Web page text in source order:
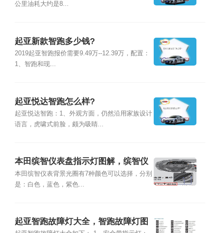
公里油耗大约是8...
起亚新款智跑多少钱?
2019起亚智跑报价需要9.49万--12.39万，配置：
1、智跑和现...
起亚悦达智跑怎么样?
起亚悦达智跑：1、外观方面，仍然沿用家族设计
语言，虎啸式前脸，颇为吸睛...
本田缤智仪表盘指示灯图解，缤智仪
表盘颜色怎么换
本田缤智仪表背景光圈有7种颜色可以选择，分别
是：白色，蓝色，紫色...
起亚智跑故障灯大全，智跑故障灯图